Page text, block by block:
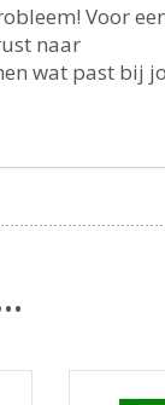
Voor
naar
wat past bij